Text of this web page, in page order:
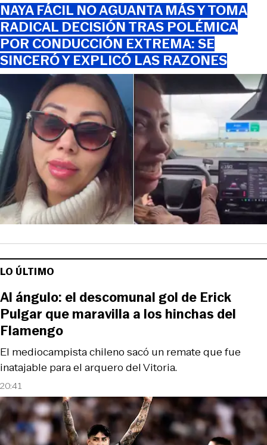
NAYA FÁCIL NO AGUANTA MÁS Y TOMA
RADICAL DECISIÓN TRAS POLÉMICA
POR CONDUCCIÓN EXTREMA: SE
SINCERÓ Y EXPLICÓ LAS RAZONES
LO ÚLTIMO
20:41
El mediocampista chileno sacó un remate que fue
inatajable para el arquero del Vitoria.
Al ángulo: el descomunal gol de Erick
Pulgar que maravilla a los hinchas del
Flamengo